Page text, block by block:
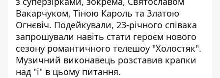
Вакарчуком, Тіною Кароль та Златою
Огнєвіч. Подейкували, 23-річного співака
запрошували навіть стати героєм нового
сезону романтичного телешоу "Холостяк".
Музичний виконавець розставив крапки
над "і" в цьому питання.